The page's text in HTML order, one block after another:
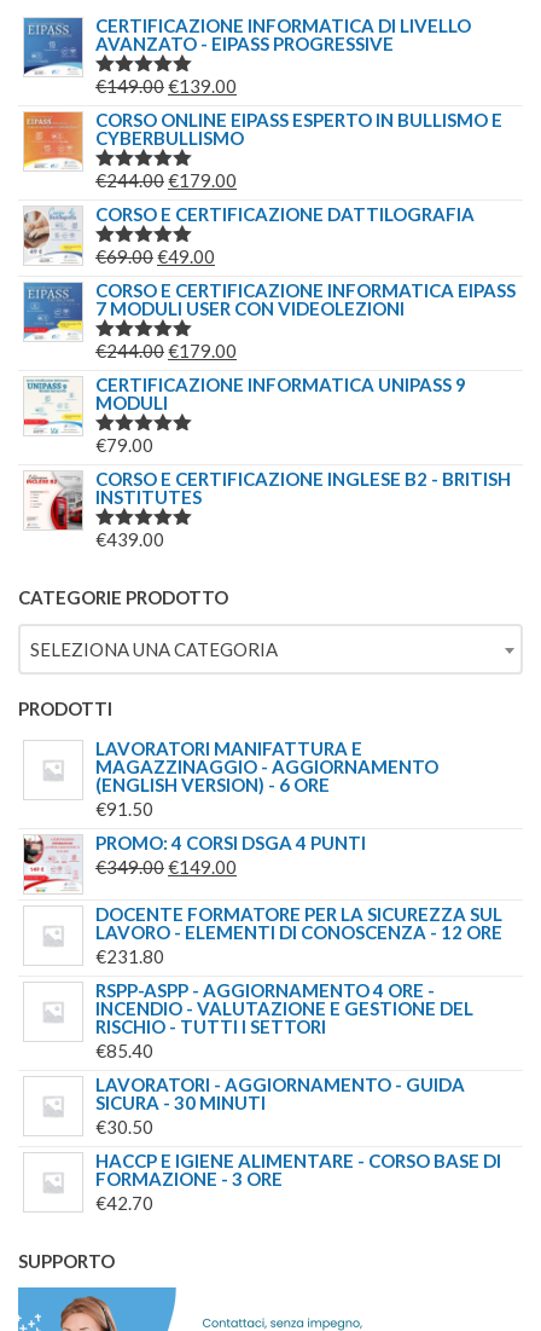
CERTIFICAZIONE INFORMATICA DI LIVELLO
AVANZATO - EIPASS PROGRESSIVE
VALUTATO
€149.00IL
PREZZO
ORIGINALE
ERA:
€139.00
PREZZO
ATTUALE
CORSO ONLINE EIPASS ESPERTO IN BULLISMO E
CYBERBULLISMO
VALUTATO
€244.00IL
PREZZO
ORIGINALE
ERA:
€244.00.
€179.00
PREZZO
€179.00.
CORSO E CERTIFICAZIONE DATTILOGRAFIA
VALUTATO
€69.00IL
PREZZO
ORIGINALE
ERA:
€49.00
PREZZO
ATTUALE
È:
CORSO E CERTIFICAZIONE INFORMATICA EIPASS
7 MODULI USER CON VIDEOLEZIONI
VALUTATO
€244.00IL
PREZZO
ERA:
€179.00
PREZZO
CERTIFICAZIONE INFORMATICA UNIPASS 9
MODULI
VALUTATO
€79.00
CORSO E CERTIFICAZIONE INGLESE B2 - BRITISH
INSTITUTES
VALUTATO
€439.00
CATEGORIE PRODOTTO
SELEZIONA UNA CATEGORIA
PRODOTTI
LAVORATORI MANIFATTURA E
MAGAZZINAGGIO - AGGIORNAMENTO
(ENGLISH VERSION) - 6 ORE
€91.50
PROMO: 4 CORSI DSGA 4 PUNTI
€349.00IL
ORIGINALE
€349.00.
€149.00
ATTUALE
€149.00.
DOCENTE FORMATORE PER LA SICUREZZA SUL
LAVORO - ELEMENTI DI CONOSCENZA - 12 ORE
€231.80
RSPP-ASPP - AGGIORNAMENTO 4 ORE -
INCENDIO - VALUTAZIONE E GESTIONE DEL
RISCHIO - TUTTI I SETTORI
€85.40
LAVORATORI - AGGIORNAMENTO - GUIDA
SICURA - 30 MINUTI
€30.50
HACCP E IGIENE ALIMENTARE - CORSO BASE DI
FORMAZIONE - 3 ORE
€42.70
SUPPORTO